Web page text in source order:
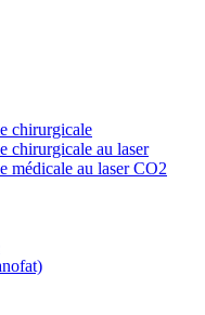
chirurgicale
chirurgicale au laser
médicale au laser CO2